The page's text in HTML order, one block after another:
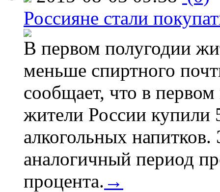
Россияне стали
В первом полугодии
меньше спиртного
сообщает, что в
жители России купили
алкогольных
аналогичный период
процента. →